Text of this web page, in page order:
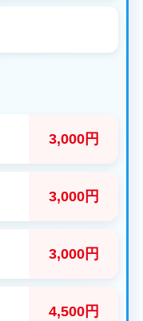
3,000円
3,000円
3,000円
4,500円